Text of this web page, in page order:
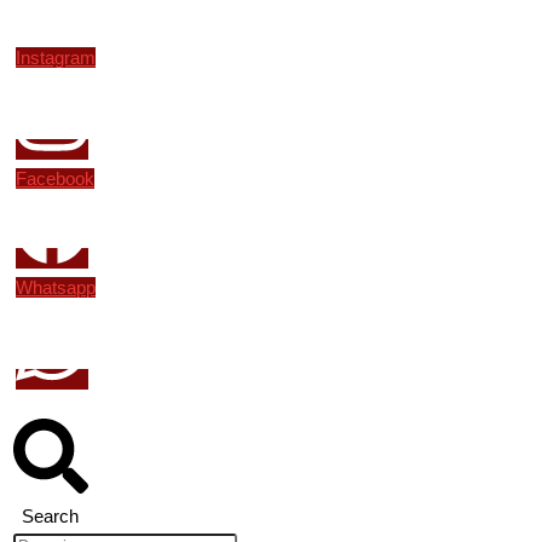
Instagram
Facebook
Whatsapp
Search